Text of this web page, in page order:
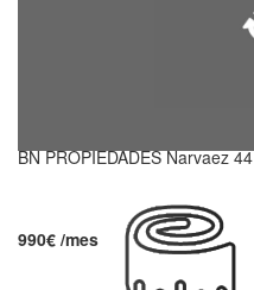
BN PROPIEDADES Narvaez 44
990€ /mes